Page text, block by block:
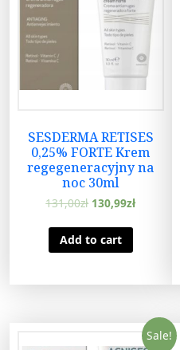
SESDERMA RETISES
0,25% FORTE Krem
regegeneracyjny na
noc 30ml
131,00zł 130,99zł
Add to cart
Sale!